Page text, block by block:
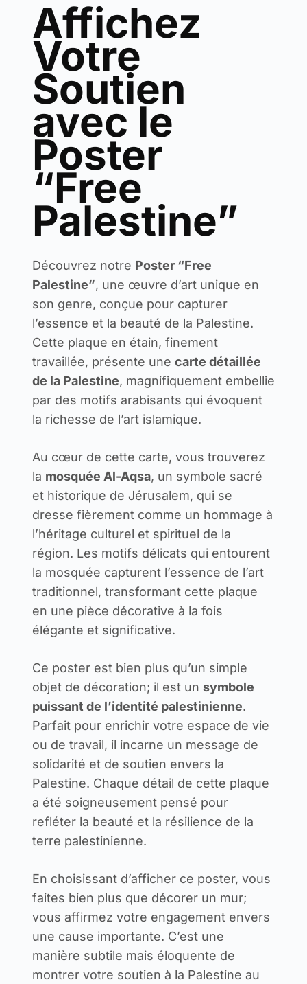
Affichez
Votre
Soutien
avec le
Poster
“Free
Palestine”
Découvrez notre Poster “Free
Palestine”, une œuvre d’art unique en
son genre, conçue pour capturer
l’essence et la beauté de la Palestine.
Cette plaque en étain, finement
travaillée, présente une carte détaillée
de la Palestine, magnifiquement embellie
par des motifs arabisants qui évoquent
la richesse de l’art islamique.
Au cœur de cette carte, vous trouverez
la mosquée Al-Aqsa, un symbole sacré
et historique de Jérusalem, qui se
dresse fièrement comme un hommage à
l’héritage culturel et spirituel de la
région. Les motifs délicats qui entourent
la mosquée capturent l’essence de l’art
traditionnel, transformant cette plaque
en une pièce décorative à la fois
élégante et significative.
Ce poster est bien plus qu’un simple
objet de décoration; il est un symbole
puissant de l’identité palestinienne.
Parfait pour enrichir votre espace de vie
ou de travail, il incarne un message de
solidarité et de soutien envers la
Palestine. Chaque détail de cette plaque
a été soigneusement pensé pour
refléter la beauté et la résilience de la
terre palestinienne.
En choisissant d’afficher ce poster, vous
faites bien plus que décorer un mur;
vous affirmez votre engagement envers
une cause importante. C’est une
manière subtile mais éloquente de
montrer votre soutien à la Palestine au